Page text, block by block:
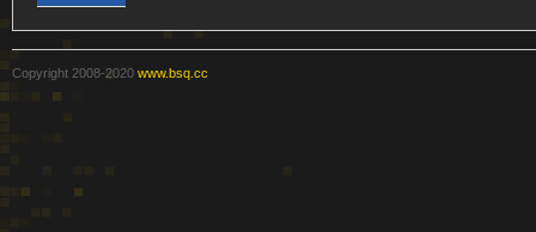
速
Copyright 2008-2020 www.bsq.cc